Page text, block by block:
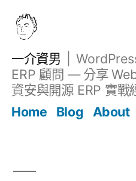
一介資男
ERP 顧問 — 分享
資安與開源 ERP 實戰
Home
Blog About
文章